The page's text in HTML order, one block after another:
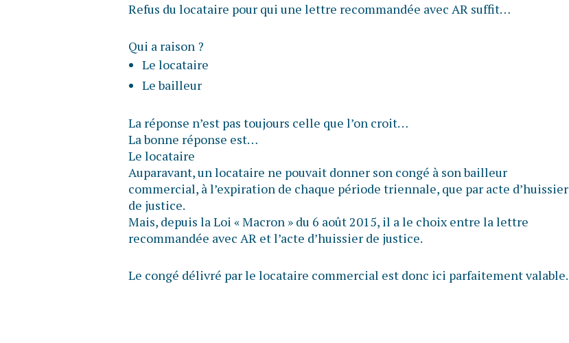
Refus du locataire pour qui une lettre recommandée avec AR suffit…
Qui a raison ?
Le locataire
Le bailleur
La réponse n’est pas toujours celle que l’on croit…
La bonne réponse est…
Le locataire
Auparavant, un locataire ne pouvait donner son congé à son bailleur
commercial, à l’expiration de chaque période triennale, que par acte d’huissier
de justice.
Mais, depuis la Loi « Macron » du 6 août 2015, il a le choix entre la lettre
recommandée avec AR et l’acte d’huissier de justice.
Le congé délivré par le locataire commercial est donc ici parfaitement valable.